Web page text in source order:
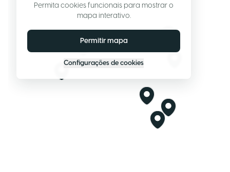
Permita cookies funcionais para mostrar o
mapa interativo.
Permitir mapa
Configurações de cookies